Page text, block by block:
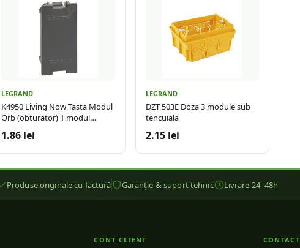
LEGRAND
K4950 Living Now Tasta Modul
Orb (obturator) 1 modul
1.86 lei
LEGRAND
DZT 503E Doza 3 module sub
tencuiala
2.15 lei
Produse originale cu factură Garanție & suport tehnic Livrare 24–48h
CONT CLIENT CONTACT